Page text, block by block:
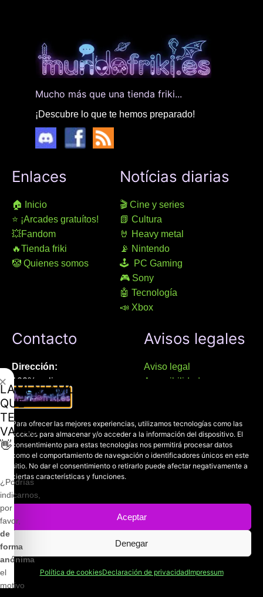
Para ofrecer las mejores experiencias, utilizamos tecnologías como las
cookies para almacenar y/o acceder a la información del dispositivo. El
consentimiento para estas tecnologías nos permitirá procesar datos
como el comportamiento de navegación o identificadores únicos en este
sitio. No dar el consentimiento o retirarlo puede afectar negativamente a
ciertas características y funciones.
Aceptar
Denegar
Política de cookiesDeclaración de privacidadImpressum
Mucho más que una tienda friki...
¡Descubre lo que te hemos preparado!
Enlaces
🏠 Inicio
⭐ ¡Arcades gratuítos!
💥Fandom
🔥Tienda friki
🤡 Quienes somos
Notícias diarias
🎬 Cine y series
📗 Cultura
🤘 Heavy metal
📡 Nintendo
🕹 PC Gaming
🎮 Sony
🤖 Tecnología
📣 Xbox
Contacto
Dirección:
100% online
Manresa (08241), Barcelona
Chat Whatsapp (solo texto):
+34 689 800 662
Correo:
contacto@mundofriki.es
Avisos legales
Aviso legal
Accesibilidad
Política de privacidad
Mundofriki.es
Casadejús Pérez
LAMENTAMOS
QUE
TE
VAYAS
👋
¿Podrías
indicarnos,
por
favor,
de
forma
anónima
el
motivo